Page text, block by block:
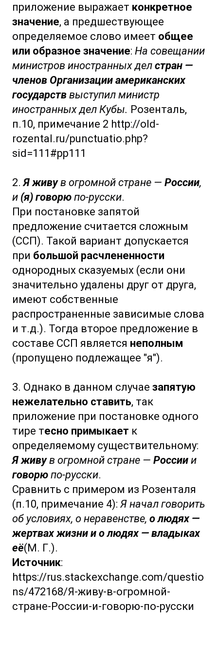
приложение выражает конкретное
значение, а предшествующее
определяемое слово имеет общее
или образное значение: На совещании
министров иностранных дел стран —
членов Организации американских
государств выступил министр
иностранных дел Кубы. Розенталь,
п.10, примечание 2 http://old-
rozental.ru/punctuatio.php?
sid=111#pp111
2.Я живув огромной стране — России,
и (я) говорю по-русски.
При постановке запятой
предложение считается сложным
(ССП). Такой вариант допускается
при большой расчлененности
однородных сказуемых (если они
значительно удалены друг от друга,
имеют собственные
распространенные зависимые слова
и т.д.). Тогда второе предложение в
составе ССП является неполным
(пропущено подлежащее "я").
3. Однако в данном случае запятую
нежелательно ставить, так
приложение при постановке одного
тире тесно примыкает к
определяемому существительному:
Я живув огромной стране — России и
говорю по-русски.
Сравнить с примером из Розенталя
(п.10, примечание 4): Я начал говорить
об условиях, о неравенстве, о людях —
жертвах жизни и о людях — владыках
её(М. Г.).
Источник:
https://rus.stackexchange.com/questio
ns/472168/Я-живу-в-огромной-
стране-России-и-говорю-по-русски